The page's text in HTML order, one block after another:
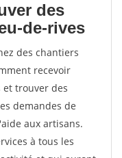
des
de-rives
des chantiers
recevoir
trouver des
demandes de
aux artisans.
à tous les